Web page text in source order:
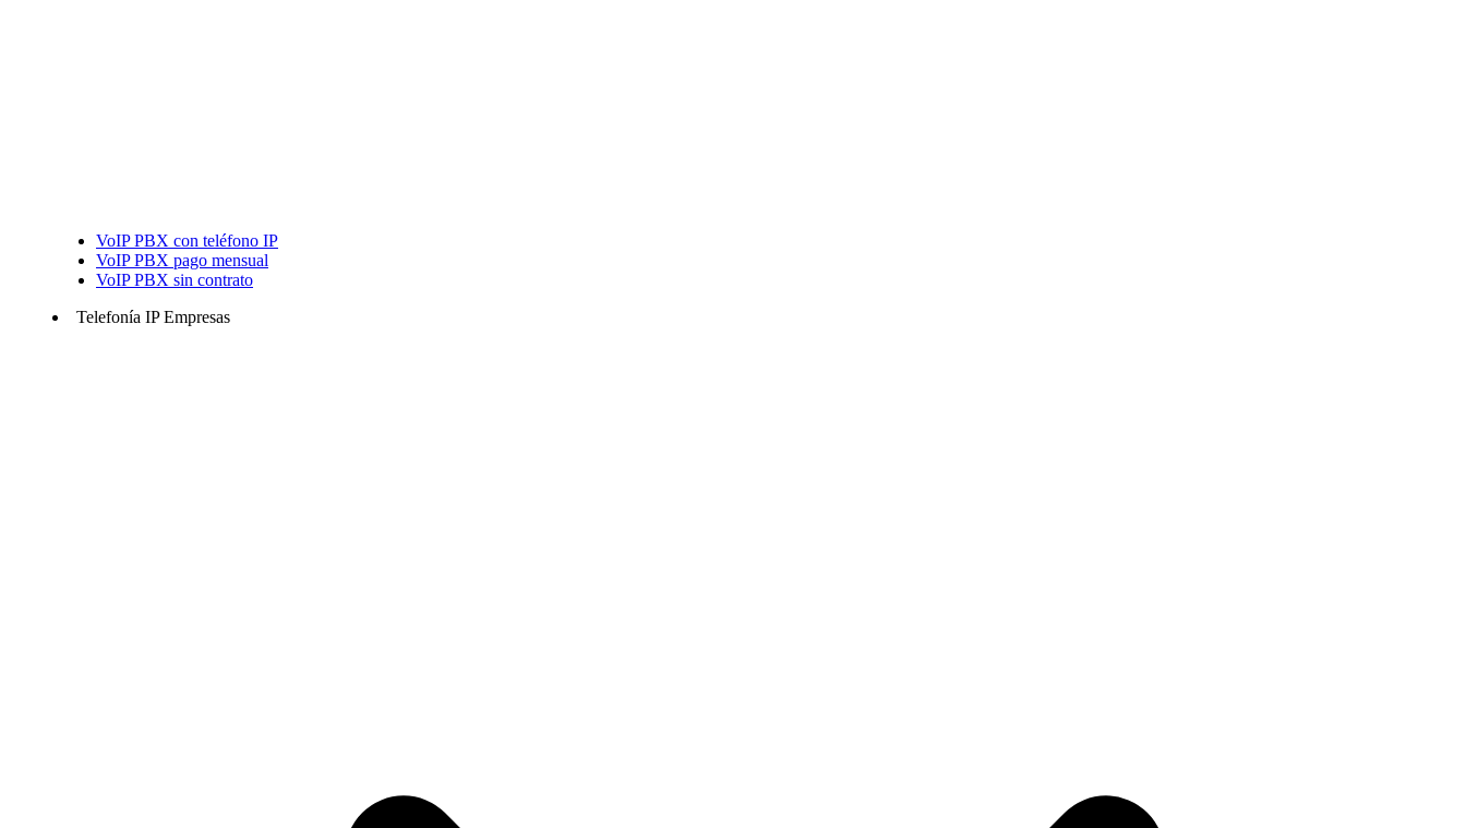
VoIP PBX con teléfono IP
VoIP PBX pago mensual
VoIP PBX sin contrato
Telefonía IP Empresas